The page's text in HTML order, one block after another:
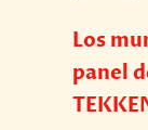
Los
panel